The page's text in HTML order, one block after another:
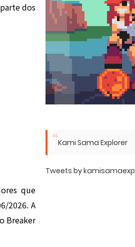
dos
que
2026. A
Breaker
Kami Sama Explorer
Tweets by kamisamaexp